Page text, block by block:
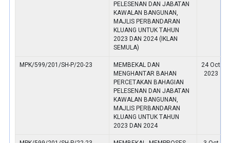
PELESENAN DAN JABATAN
KAWALAN BANGUNAN,
MAJLIS PERBANDARAN
KLUANG UNTUK TAHUN
2023 DAN 2024 (IKLAN
SEMULA)
MPK/599/201/SH-P/20-23
MEMBEKAL DAN
MENGHANTAR BAHAN
PERCETAKAN BAHAGIAN
PELESENAN DAN JABATAN
KAWALAN BANGUNAN,
MAJLIS PERBANDARAN
KLUANG UNTUK TAHUN
2023 DAN 2024
24 Oct
2023